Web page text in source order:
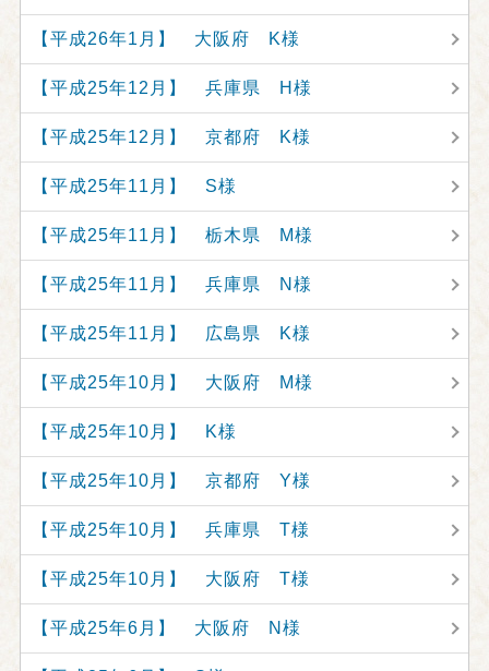
【平成26年1月】 大阪府 K様
【平成25年12月】 兵庫県 H様
【平成25年12月】 京都府 K様
【平成25年11月】 S様
【平成25年11月】 栃木県 M様
【平成25年11月】 兵庫県 N様
【平成25年11月】 広島県 K様
【平成25年10月】 大阪府 M様
【平成25年10月】 K様
【平成25年10月】 京都府 Y様
【平成25年10月】 兵庫県 T様
【平成25年10月】 大阪府 T様
【平成25年6月】 大阪府 N様